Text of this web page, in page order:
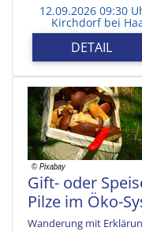
12.09.2026 09:30
Kirchdorf bei
DETAIL
Gift- oder
Pilze im Öko-
Wanderung mit